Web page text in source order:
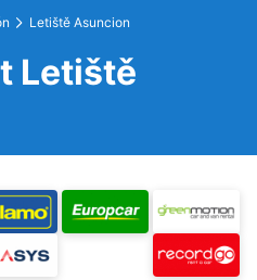
Letiště Asuncion
Letiště